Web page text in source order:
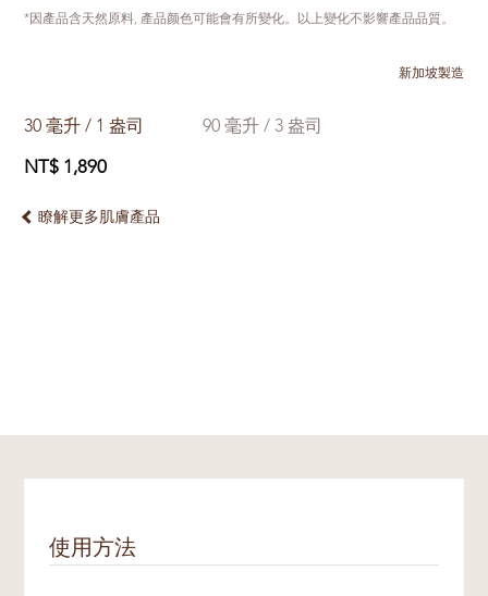
*因產品含天然原料, 產品颜色可能會有所變化。以上變化不影響產品品質。
新加坡製造
30 毫升 / 1 盎司 90 毫升 / 3 盎司
NT$ 1,890
瞭解更多肌膚產品
使用方法